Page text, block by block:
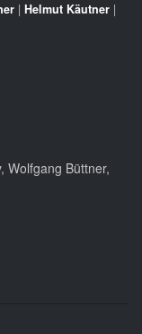
| Helmut Käutner |
Wolfgang Büttner,